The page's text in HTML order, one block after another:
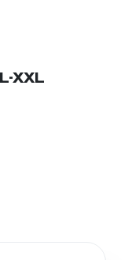
XXL